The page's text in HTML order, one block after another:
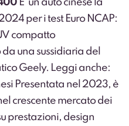
E’ un’auto cinese la
per i test Euro NCAP:
compatto
una sussidiaria del
Geely. Leggi anche:
Presentata nel 2023, è
crescente mercato dei
prestazioni, design